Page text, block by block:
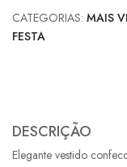
CATEGORIAS: MAIS
FESTA
DESCRIÇÃO
Elegante vestido